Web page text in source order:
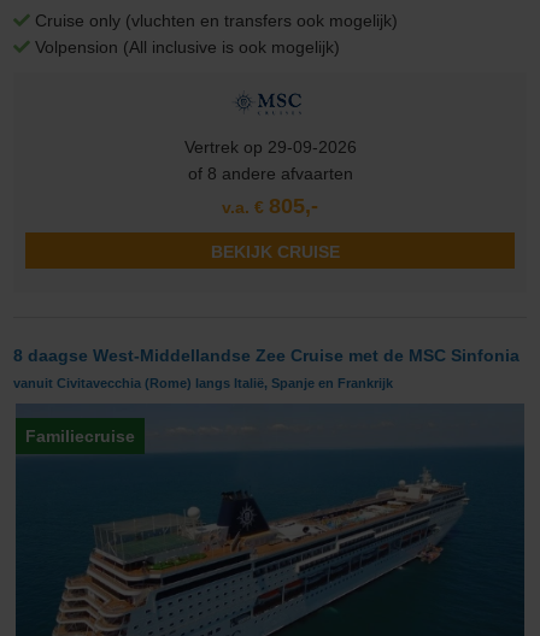
Cruise only (vluchten en transfers ook mogelijk)
Volpension (All inclusive is ook mogelijk)
Vertrek op 29-09-2026
of 8 andere afvaarten
v.a. € 805,-
BEKIJK CRUISE
8 daagse West-Middellandse Zee Cruise met de MSC Sinfonia
vanuit Civitavecchia (Rome) langs Italië, Spanje en Frankrijk
Familiecruise